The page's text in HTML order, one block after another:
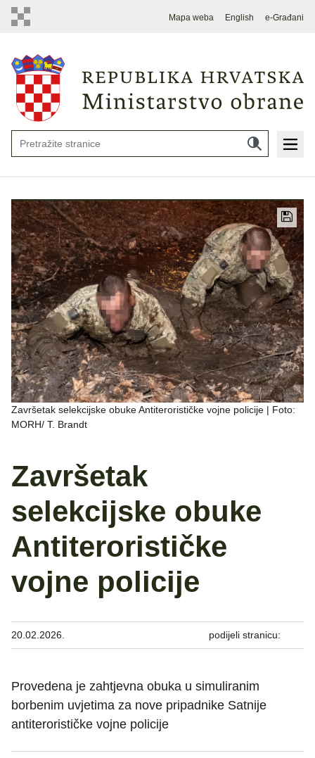
Mapa weba English e-Građani
Završetak selekcijske obuke Antiterorističke vojne policije | Foto:
MORH/ T. Brandt
Završetak
selekcijske obuke
Antiterorističke
vojne policije
20.02.2026. podijeli stranicu:
Provedena je zahtjevna obuka u simuliranim
borbenim uvjetima za nove pripadnike Satnije
antiterorističke vojne policije